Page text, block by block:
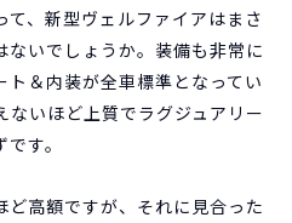
、新型ヴェルファイアはまさ
ないでしょうか。装備も非常に
＆内装が全車標準となってい
いほど上質でラグジュアリー
す。
高額ですが、それに見合った